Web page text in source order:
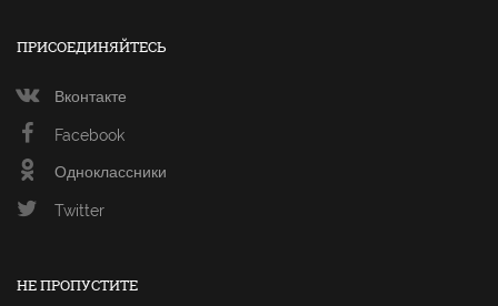
ПРИСОЕДИНЯЙТЕСЬ
Вконтакте
Facebook
Одноклассники
Twitter
НЕ ПРОПУСТИТЕ